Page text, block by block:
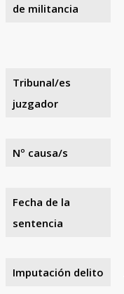
de militancia
Tribunal/es
juzgador
Nº causa/s
Fecha de la
sentencia
Imputación delito